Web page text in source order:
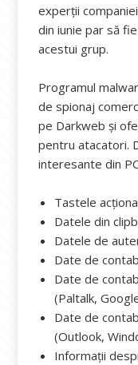
experții
din iunie par să
acestui grup.
Programul
de spionaj
pe Darkweb și
pentru atacatori.
interesante din
Tastele
Datele din
Datele de
Date de
Date de
(Paltalk,
Date de
(Outlook,
Informații